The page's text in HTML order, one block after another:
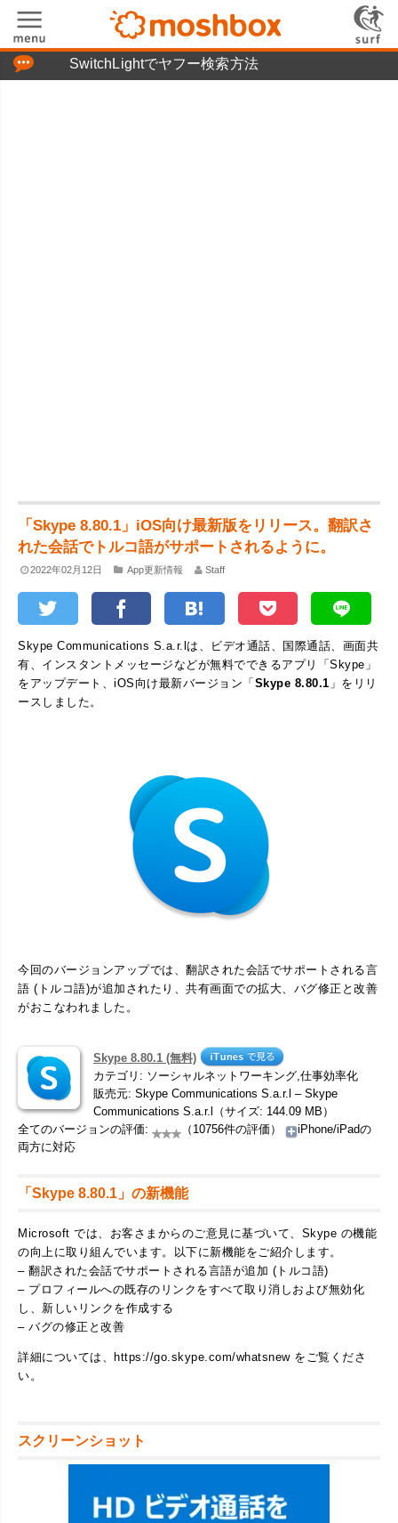
SwitchLightでヤフー検索方法
「Skype 8.80.1」iOS向け最新版をリリース。翻訳さ
れた会話でトルコ語がサポートされるように。
2022年02月12日 App更新情報 Staff
Skype Communications S.a.r.lは、ビデオ通話、国際通話、画面共
有、インスタントメッセージなどが無料でできるアプリ「Skype」
をアップデート、iOS向け最新バージョン「Skype 8.80.1 」をリリ
ースしました。
今回のバージョンアップでは、翻訳された会話でサポートされる言
語 (トルコ語)が追加されたり、共有画面での拡大、バグ修正と改善
がおこなわれました。
Skype 8.80.1 (無料)
カテゴリ: ソーシャルネットワーキング,仕事効率化
販売元: Skype Communications S.a.r.l – Skype
Communications S.a.r.l（サイズ: 144.09 MB）
全てのバージョンの評価:
（10756件の評価）
iPhone/iPadの
両方に対応
「Skype 8.80.1」の新機能
Microsoft では、お客さまからのご意見に基づいて、Skype の機能
の向上に取り組んでいます。以下に新機能をご紹介します。
– 翻訳された会話でサポートされる言語が追加 (トルコ語)
– プロフィールへの既存のリンクをすべて取り消しおよび無効化
し、新しいリンクを作成する
– バグの修正と改善
詳細については、https://go.skype.com/whatsnew をご覧くださ
い。
スクリーンショット
「つぶやき」の使い方